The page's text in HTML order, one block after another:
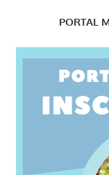
PORTAL